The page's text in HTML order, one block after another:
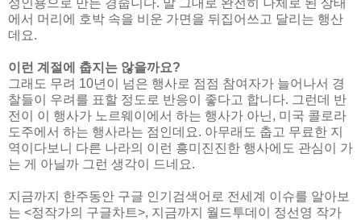
에서 머리에 호박 속을 비운 가면을 뒤집어쓰고 달리는 행산
데요.
이런 계절에 춥지는 않을까요?
그래도 무려 10년이 넘은 행사로 점점 참여자가 늘어나서 경
찰들이 우려를 표할 정도로 반응이 좋다고 합니다. 그런데 반
전이 이 행사가 노르웨이에서 하는 행사가 아닌, 미국 콜로라
도주에서 하는 행사라는 점인데요. 아무래도 춥고 무료한 지
역이다보니 다른 나라의 이런 흥미진진한 행사에도 관심이 가
는 게 아닐까 그런 생각이 드네요.
지금까지 한주동안 구글 인기검색어로 전세계 이슈를 알아보
는 <정작가의 구글차트>, 지금까지 월드투데이 정선영 작가